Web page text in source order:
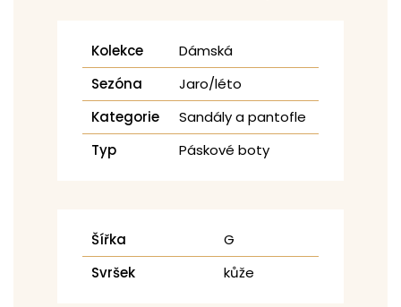
Kolekce
Dámská
Sezóna
Jaro/léto
Kategorie
Sandály a pantofle
Typ
Páskové boty
Šířka
G
Svršek
kůže